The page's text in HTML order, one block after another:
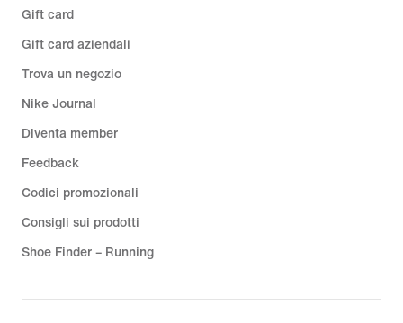
Gift card
Gift card aziendali
Trova un negozio
Nike Journal
Diventa member
Feedback
Codici promozionali
Consigli sui prodotti
Shoe Finder – Running